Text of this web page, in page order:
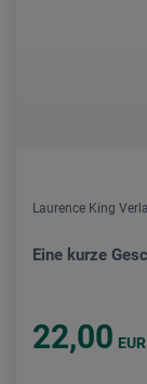
Laurence King
Eine kurze
22,00 EUR